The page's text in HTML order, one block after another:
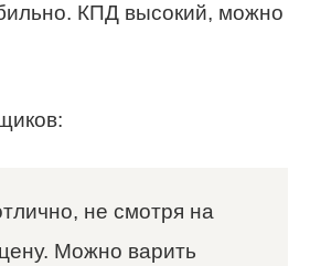
КПД высокий, можно
не смотря на
Можно варить